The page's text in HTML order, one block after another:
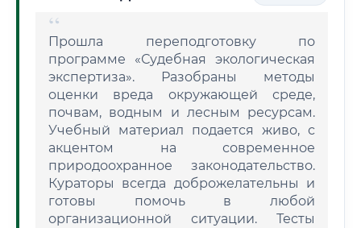
Прошла переподготовку по
программе «Судебная экологическая
экспертиза». Разобраны методы
оценки вреда окружающей среде,
почвам, водным и лесным ресурсам.
Учебный материал подается живо, с
акцентом на современное
природоохранное законодательство.
Кураторы всегда доброжелательны и
готовы помочь в любой
организационной ситуации. Тесты